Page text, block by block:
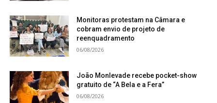
Monitoras protestam na Câmara e
cobram envio de projeto de
reenquadramento
06/08/2026
João Monlevade recebe pocket-show
gratuito de “A Bela e a Fera”
06/08/2026